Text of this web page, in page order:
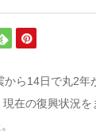
ら14日で丸2年
在の復興状況を